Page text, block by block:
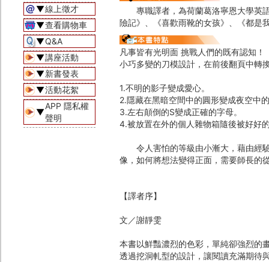
▼線上徵才
▼查看購物車
▼Q&A
▼講座活動
▼新書發表
▼活動花絮
▼
APP 隱私權
聲明
專職譯者，為荷蘭葛洛寧恩大學英語
險記》、《喜歡雨靴的女孩》、《都是
凡事皆有光明面 挑戰人們的既有認知！
小巧多變的刀模設計，在前後翻頁中轉
1.不明的影子變成愛心。
2.隱藏在黑暗空間中的圓形變成夜空中
3.左右顛倒的S變成正確的字母。
4.被放置在外的個人雜物箱隨後被好好
令人害怕的等級由小漸大，藉由經驗
像，如何將想法變得正面，需要師長的
【譯者序】
文／謝靜雯
本書以鮮豔濃烈的色彩，單純卻強烈的
透過挖洞軋型的設計，讓閱讀充滿期待